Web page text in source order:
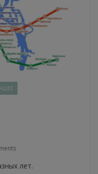
лет.